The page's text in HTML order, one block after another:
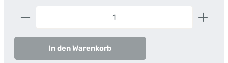
Produkt Anzahl: Gib den gewünschten Wert ein
In den Warenkorb